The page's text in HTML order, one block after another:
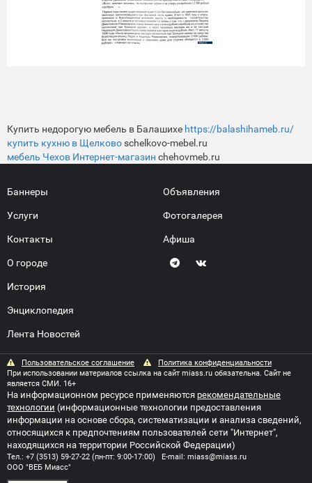
Купить недорогую мебель в Балашихе https://balashihameb.ru/
купить кухню в Щелковоschelkovo-mebel.ru
мебель Чехов Интернет-магазин chehovmeb.ru
Баннеры
Услуги
Контакты
О городе
История
Энциклопедия
Лента Новостей
Объявления
Фотогалерея
Афиша
Пользовательское соглашение
Политика конфиденциальности
При использовании материалов ссылка на сайт miass.ru обязательна. Сайт не
является СМИ. 16+
На информационном ресурсе применяются рекомендательные
технологии (информационные технологии предоставления
информации на основе сбора, систематизации и анализа сведений,
относящихся к предпочтениям пользователей сети "Интернет",
находящихся на территории Российской Федерации)
Тел.: +7 (3513) 59-27-22 (пн-пт: 9:00-17:00) E-mail: miass@miass.ru
ООО "ВЕБ Миасс"